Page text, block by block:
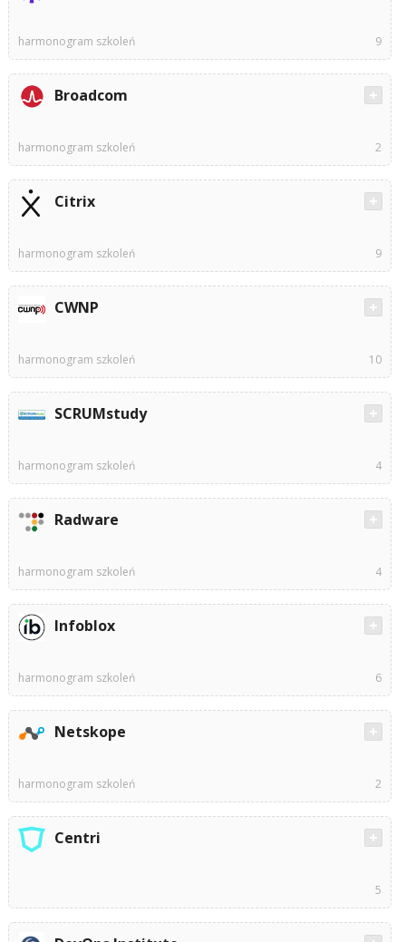
harmonogram szkoleń 9
Broadcom
harmonogram szkoleń 2
Citrix
harmonogram szkoleń 9
CWNP
harmonogram szkoleń 10
SCRUMstudy
harmonogram szkoleń 4
Radware
harmonogram szkoleń 4
Infoblox
harmonogram szkoleń 6
Netskope
harmonogram szkoleń 2
Centri
5